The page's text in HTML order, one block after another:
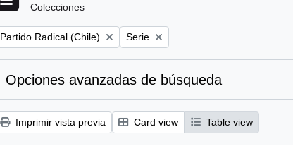
Colecciones
Remove filter:
Partido Radical (Chile) Remove filter:
Serie
Opciones avanzadas de búsqueda
Imprimir vista previa Card view Table view